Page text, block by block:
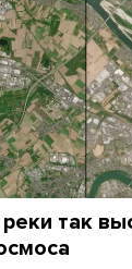
так